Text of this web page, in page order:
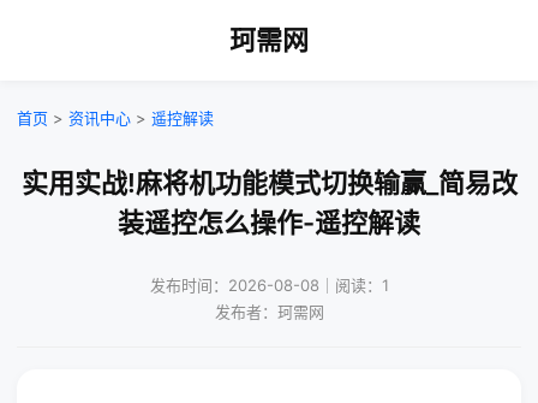
珂需网
首页 > 资讯中心 > 遥控解读
实用实战!麻将机功能模式切换输赢_简易改
装遥控怎么操作-遥控解读
发布时间：2026-08-08｜阅读：1
发布者：珂需网